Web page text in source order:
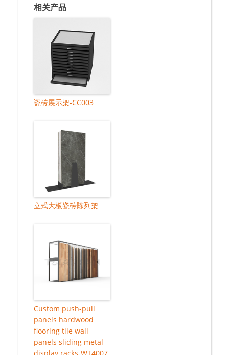
相关产品
瓷砖展示架-CC003
立式大板瓷砖陈列架
Custom push-pull
panels hardwood
flooring tile wall
panels sliding metal
display racks-WT4007